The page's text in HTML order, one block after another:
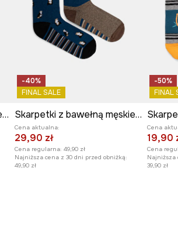
Skarpetki z bawełną męskie wzorzyste (2-pack)
-40%
FINAL SALE
Skarpetki z bawełną męskie w bobry (2-pack)
Cena aktualna:
29,90 zł
Cena regularna: 49,90 zł
Najniższa cena z 30 dni przed obniżką:
49,90 zł
-50%
FINAL
Cena
19,90
Cena
Najniższa
39,90 zł